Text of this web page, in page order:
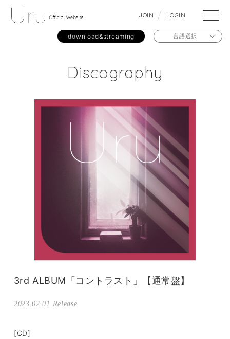
JOI N LOGI N
download&streaming 言語選択
Discography
3rd ALBUM「コントラスト」【通常盤】
2023.02.01
[CD]